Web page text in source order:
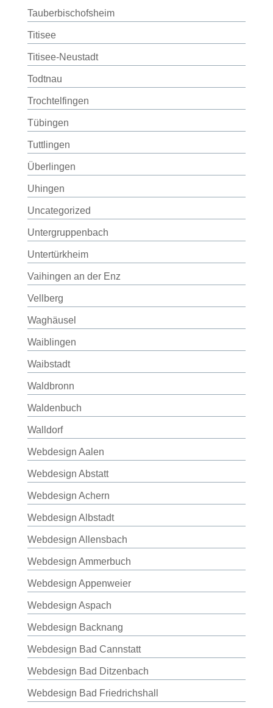
Tauberbischofsheim
Titisee
Titisee-Neustadt
Todtnau
Trochtelfingen
Tübingen
Tuttlingen
Überlingen
Uhingen
Uncategorized
Untergruppenbach
Untertürkheim
Vaihingen an der Enz
Vellberg
Waghäusel
Waiblingen
Waibstadt
Waldbronn
Waldenbuch
Walldorf
Webdesign Aalen
Webdesign Abstatt
Webdesign Achern
Webdesign Albstadt
Webdesign Allensbach
Webdesign Ammerbuch
Webdesign Appenweier
Webdesign Aspach
Webdesign Backnang
Webdesign Bad Cannstatt
Webdesign Bad Ditzenbach
Webdesign Bad Friedrichshall